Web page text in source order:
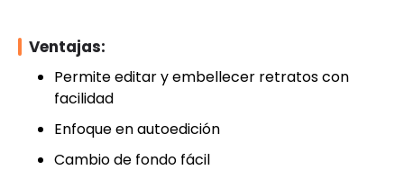
Ventajas:
Permite editar y embellecer retratos con
facilidad
Enfoque en autoedición
Cambio de fondo fácil